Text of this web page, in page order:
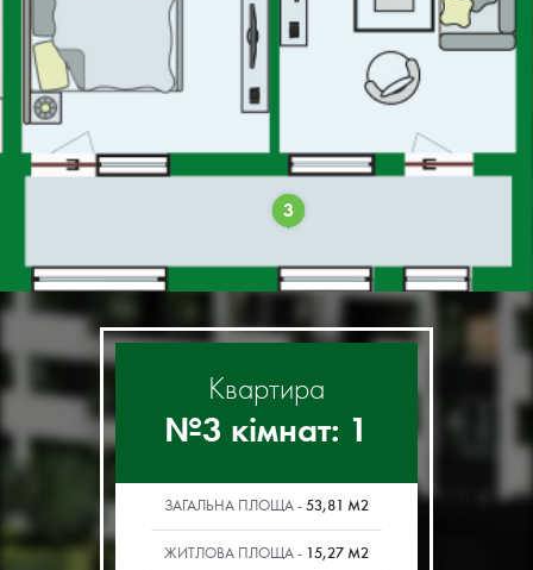
3
Квартира
№3 кімнат: 1
ЗАГАЛЬНА ПЛОЩА - 53,81 М2
ЖИТЛОВА ПЛОЩА - 15,27 М2